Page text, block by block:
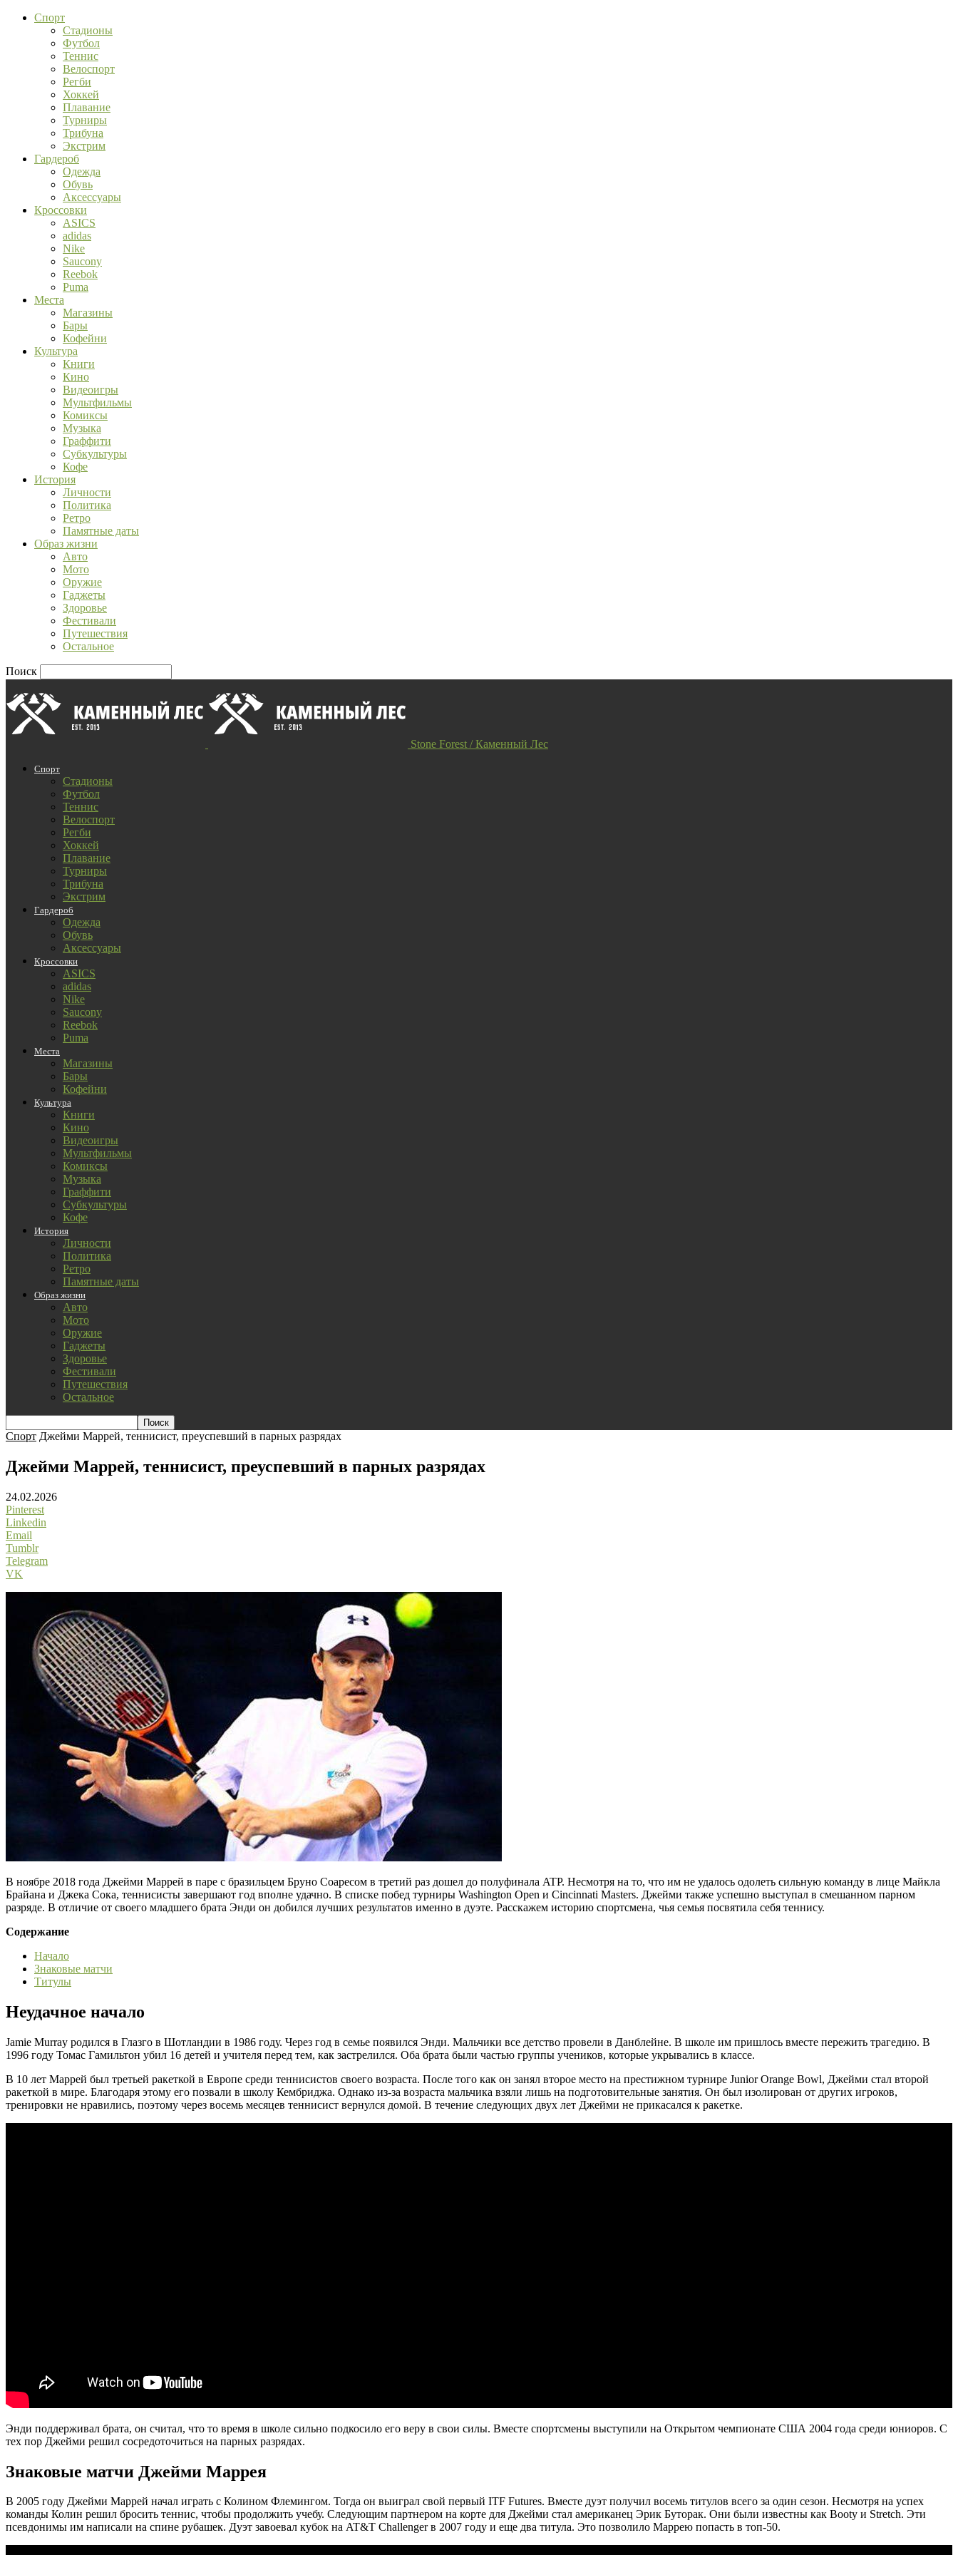
Спорт
Стадионы
Футбол
Теннис
Велоспорт
Регби
Хоккей
Плавание
Турниры
Трибуна
Экстрим
Гардероб
Одежда
Обувь
Аксессуары
Кроссовки
ASICS
adidas
Nike
Saucony
Reebok
Puma
Места
Магазины
Бары
Кофейни
Культура
Книги
Кино
Видеоигры
Мультфильмы
Комиксы
Музыка
Граффити
Субкультуры
Кофе
История
Личности
Политика
Ретро
Памятные даты
Образ жизни
Авто
Мото
Оружие
Гаджеты
Здоровье
Фестивали
Путешествия
Остальное
Поиск
Stone Forest / Каменный Лес
Спорт
Стадионы
Футбол
Теннис
Велоспорт
Регби
Хоккей
Плавание
Турниры
Трибуна
Экстрим
Гардероб
Одежда
Обувь
Аксессуары
Кроссовки
ASICS
adidas
Nike
Saucony
Reebok
Puma
Места
Магазины
Бары
Кофейни
Культура
Книги
Кино
Видеоигры
Мультфильмы
Комиксы
Музыка
Граффити
Субкультуры
Кофе
История
Личности
Политика
Ретро
Памятные даты
Образ жизни
Авто
Мото
Оружие
Гаджеты
Здоровье
Фестивали
Путешествия
Остальное
Спорт Джейми Маррей, теннисист, преуспевший в парных разрядах
Джейми Маррей, теннисист, преуспевший в парных разрядах
24.02.2026
Pinterest
Linkedin
Email
Tumblr
Telegram
VK
В ноябре 2018 года Джейми Маррей в паре с бразильцем Бруно Соаресом в третий раз дошел до полуфинала ATP. Несмотря на то, что им не удалось одолеть сильную команду в лице Майкла
Брайана и Джека Сока, теннисисты завершают год вполне удачно. В списке побед турниры Washington Open и Cincinnati Masters. Джейми также успешно выступал в смешанном парном
разряде. В отличие от своего младшего брата Энди он добился лучших результатов именно в дуэте. Расскажем историю спортсмена, чья семья посвятила себя теннису.
Содержание
Начало
Знаковые матчи
Титулы
Неудачное начало
Jamie Murray родился в Глазго в Шотландии в 1986 году. Через год в семье появился Энди. Мальчики все детство провели в Данблейне. В школе им пришлось вместе пережить трагедию. В
1996 году Томас Гамильтон убил 16 детей и учителя перед тем, как застрелился. Оба брата были частью группы учеников, которые укрывались в классе.
В 10 лет Маррей был третьей ракеткой в Европе среди теннисистов своего возраста. После того как он занял второе место на престижном турнире Junior Orange Bowl, Джейми стал второй
ракеткой в мире. Благодаря этому его позвали в школу Кембриджа. Однако из-за возраста мальчика взяли лишь на подготовительные занятия. Он был изолирован от других игроков,
тренировки не нравились, поэтому через восемь месяцев теннисист вернулся домой. В течение следующих двух лет Джейми не прикасался к ракетке.
Энди поддерживал брата, он считал, что то время в школе сильно подкосило его веру в свои силы. Вместе спортсмены выступили на Открытом чемпионате США 2004 года среди юниоров. С
тех пор Джейми решил сосредоточиться на парных разрядах.
Знаковые матчи Джейми Маррея
В 2005 году Джейми Маррей начал играть с Колином Флемингом. Тогда он выиграл свой первый ITF Futures. Вместе дуэт получил восемь титулов всего за один сезон. Несмотря на успех
команды Колин решил бросить теннис, чтобы продолжить учебу. Следующим партнером на корте для Джейми стал американец Эрик Буторак. Они были известны как Booty и Stretch. Эти
псевдонимы им написали на спине рубашек. Дуэт завоевал кубок на AT&T Challenger в 2007 году и еще два титула. Это позволило Маррею попасть в топ-50.